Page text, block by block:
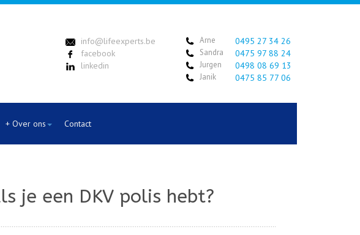
info@lifeexperts.be
facebook
linkedin
Arne 0495 27 34 26
Sandra 0475 97 88 24
Jurgen 0498 08 69 13
Janik 0475 85 77 06
+ Over ons Contact
je een DKV polis hebt?